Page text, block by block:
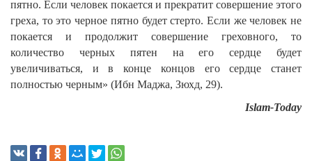
пятно. Если человек покается и прекратит совершение этого
греха, то это черное пятно будет стерто. Если же человек не
покается и продолжит совершение греховного, то
количество черных пятен на его сердце будет
увеличиваться, и в конце концов его сердце станет
полностью черным» (Ибн Маджа, Зюхд, 29).
Islam-Today